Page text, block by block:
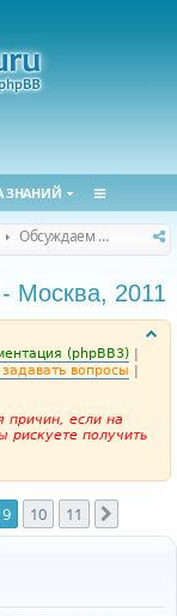
ЗНАНИЙ
Обсуждаем сайт и конференцию
Москва, 2011
(phpBB3) |
вопросы |
причин, если на
рискуете получить
9 10 11